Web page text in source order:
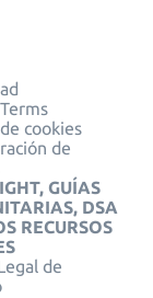
cookies
de
GUÍAS
DSA
RECURSOS
de